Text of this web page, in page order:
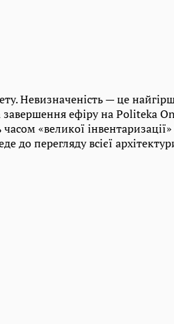
Невизначеність — це
ефіру на Politeka
«великої
до перегляду всієї